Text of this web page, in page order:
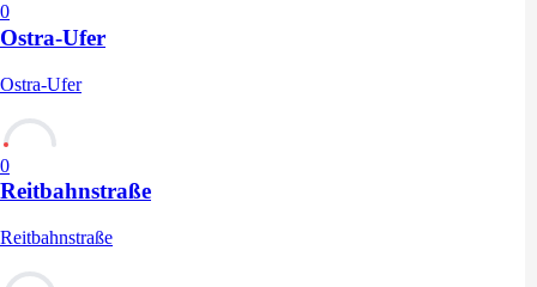
0
Ostra-Ufer
Ostra-Ufer
0
Reitbahnstraße
Reitbahnstraße